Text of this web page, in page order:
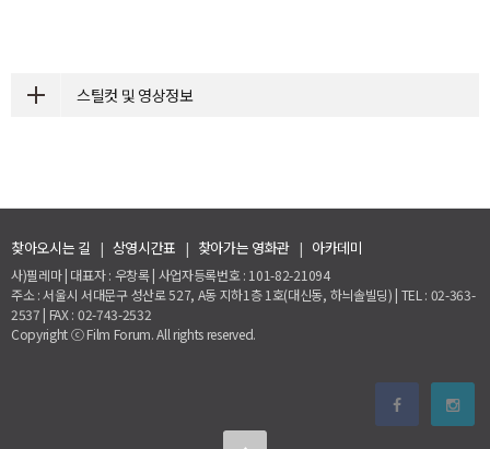
스틸컷 및 영상정보
찾아오시는 길 | 상영시간표 | 찾아가는 영화관 | 아카데미
사)필레마 | 대표자 : 우창록 | 사업자등록번호 : 101-82-21094
주소 : 서울시 서대문구 성산로 527, A동 지하1층 1호(대신동, 하늬솔빌딩) | TEL : 02-363-
2537 | FAX : 02-743-2532
Copyright ⓒ Film Forum. All rights reserved.